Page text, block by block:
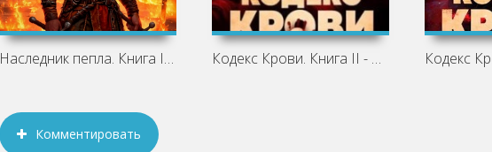
Наследник пепла. Книга I - М. Борзых, Кодекс Крови. Книга II - М. Борзых
Комментировать